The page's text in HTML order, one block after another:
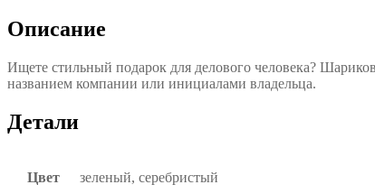
Описание
Ищете стильный подарок для делового человека?
названием компании или инициалами владельца.
Детали
Цвет зеленый, серебристый